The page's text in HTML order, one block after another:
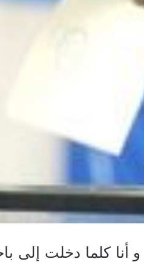
أنا كلما دخلت إلى